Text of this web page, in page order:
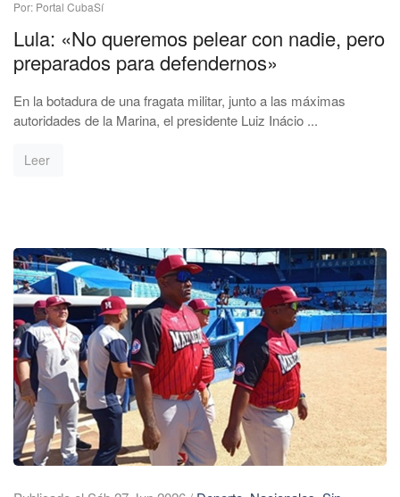
Por: Portal CubaSí
Lula: «No queremos pelear con nadie, pero
preparados para defendernos»
En la botadura de una fragata militar, junto a las máximas
autoridades de la Marina, el presidente Luiz Inácio ...
Leer